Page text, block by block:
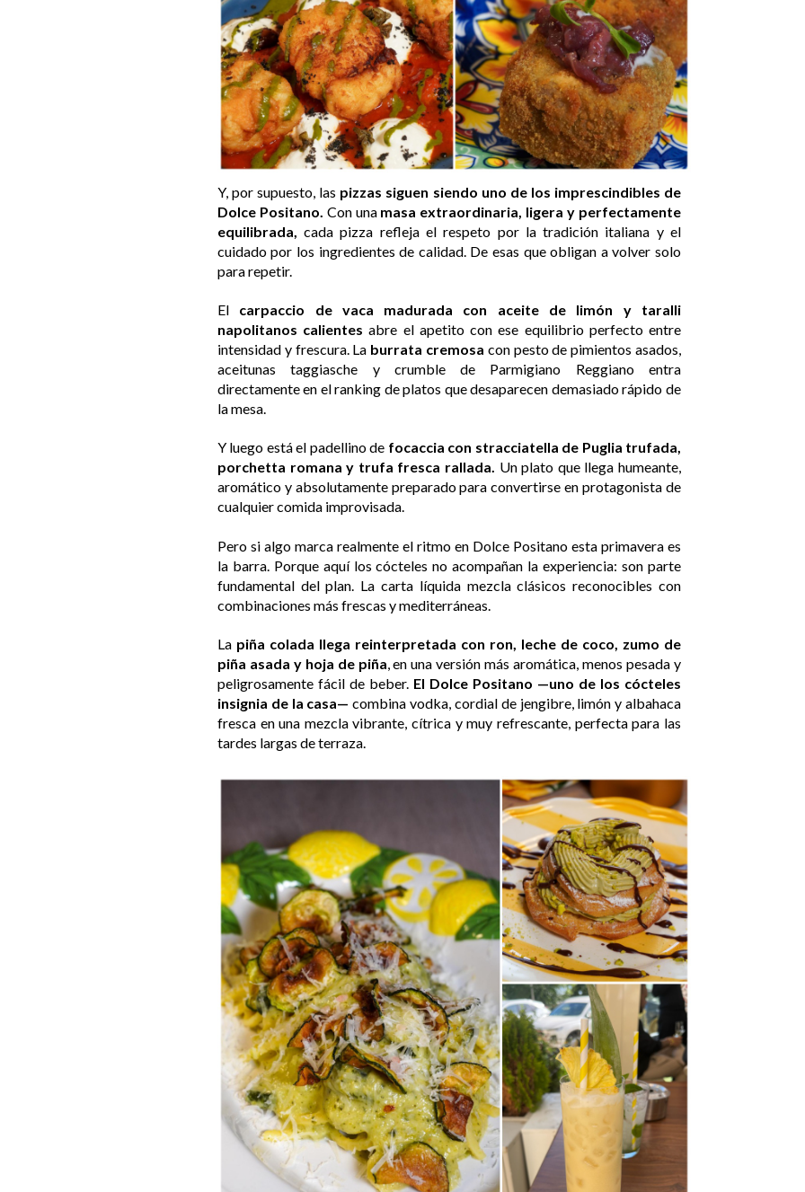
Y, por supuesto, las pizzas siguen siendo uno de los imprescindibles de
Dolce Positano. Con unamasa extraordinaria, ligera y perfectamente
equilibrada,
cada pizza refleja el respeto por la tradición italiana y el
cuidado por los ingredientes de calidad. De esas que obligan a volver solo
para repetir.
El carpaccio de vaca madurada con aceite de limón y taralli
napolitanos calientes abre el apetito con ese equilibrio perfecto entre
intensidad y frescura. La burrata cremosa con pesto de pimientos asados,
aceitunas taggiasche y crumble de Parmigiano Reggiano entra
directamente en el ranking de platos que desaparecen demasiado rápido de
la mesa.
Y luego está el padellino de focaccia con stracciatella de Puglia trufada,
porchetta romana y trufa fresca rallada. Un plato que llega humeante,
aromático y absolutamente preparado para convertirse en protagonista de
cualquier comida improvisada.
Pero si algo marca realmente el ritmo en Dolce Positano esta primavera es
la barra. Porque aquí los cócteles no acompañan la experiencia: son parte
fundamental del plan. La carta líquida mezcla clásicos reconocibles con
combinaciones más frescas y mediterráneas.
La piña colada llega reinterpretada con ron, leche de coco, zumo de
piña asada y hoja de piña, en una versión más aromática, menos pesada y
peligrosamente fácil de beber.El Dolce Positano —uno de los cócteles
insignia de la casa— combina vodka, cordial de jengibre, limón y albahaca
fresca en una mezcla vibrante, cítrica y muy refrescante, perfecta para las
tardes largas de terraza.